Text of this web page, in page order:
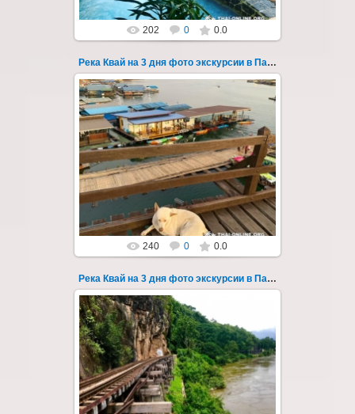
202 0 0.0
Река Квай на 3 дня фото экскурсии в Паттайе 60
22.03.2023
Тур на три дня из Паттайи на реку Квай,
водопады Эраван, Сайок Ной и Сайок Яй,
затопленный город Сангклабури, деревня...
Thai-Online
240 0 0.0
Река Квай на 3 дня фото экскурсии в Паттайе 61
22.03.2023
Тур на три дня из Паттайи на реку Квай,
водопады Эраван, Сайок Ной и Сайок Яй,
затопленный город Сангклабури, деревня...
Thai-Online